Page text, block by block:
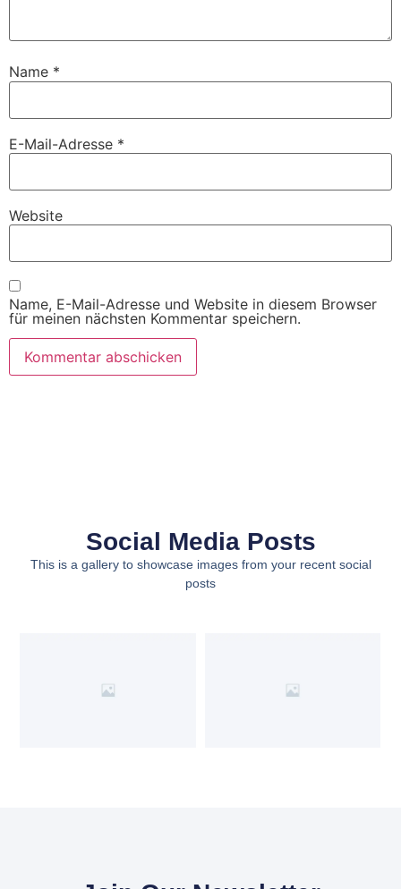
Name *
E-Mail-Adresse *
Website
Name, E-Mail-Adresse und Website in diesem Browser
für meinen nächsten Kommentar speichern.
Social Media Posts
This is a gallery to showcase images from your recent social
posts